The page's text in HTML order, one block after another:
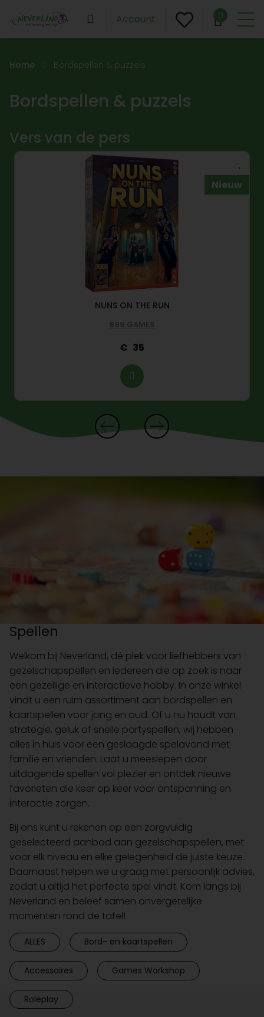
Account 0
Home Bordspellen & puzzels
Bordspellen & puzzels
Vers van de pers
Nieuw
NUNS ON THE RUN
999 GAMES
35
Spellen
Welkom bij Neverland, dé plek voor liefhebbers van
gezelschapspellen en iedereen die op zoek is naar
een gezellige en interactieve hobby. In onze winkel
vindt u een ruim assortiment aan bordspellen en
kaartspellen voor jong en oud. Of u nu houdt van
strategie, geluk of snelle partyspellen, wij hebben
alles in huis voor een geslaagde spelavond met
familie en vrienden. Laat u meeslepen door
uitdagende spellen vol plezier en ontdek nieuwe
favorieten die keer op keer voor ontspanning en
interactie zorgen.
Bij ons kunt u rekenen op een zorgvuldig
geselecteerd aanbod aan gezelschapspellen, met
voor elk niveau en elke gelegenheid de juiste keuze.
Daarnaast helpen we u graag met persoonlijk advies,
zodat u altijd het perfecte spel vindt. Kom langs bij
Neverland en beleef samen onvergetelijke
momenten rond de tafel!
ALLES Bord- en kaartspellen
Accessoires Games Workshop
Roleplay